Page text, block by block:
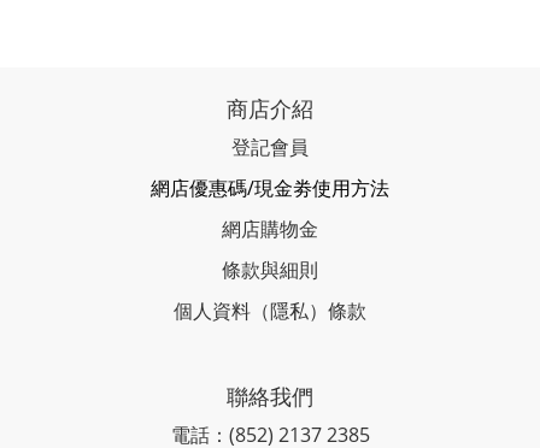
商店介紹
登記會員
網店優惠碼/現金劵使用方法
網店購物金
條款與細則
個人資料（隱私）條款
聯絡我們
電話：(852) 2137 2385